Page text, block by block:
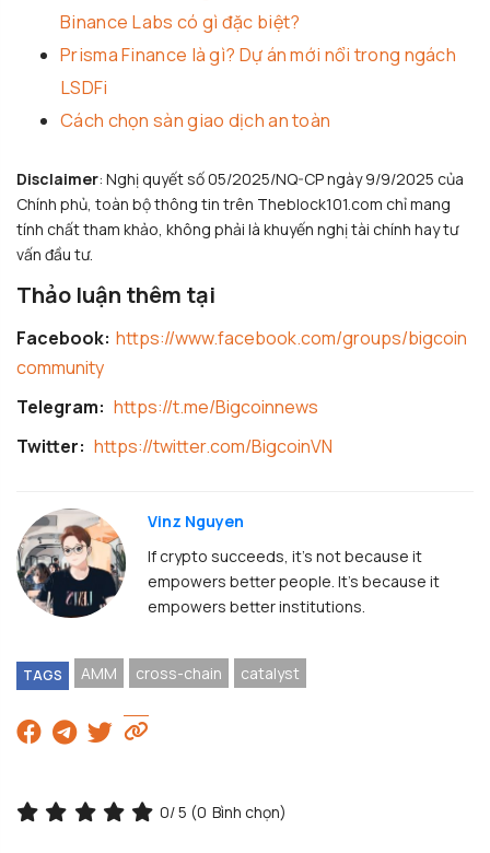
Binance Labs có gì đặc biệt?
Prisma Finance là gì? Dự án mới nổi trong ngách
LSDFi
Cách chọn sàn giao dịch an toàn
Disclaimer: Nghị quyết số 05/2025/NQ-CP ngày 9/9/2025 của
Chính phủ, toàn bộ thông tin trên Theblock101.com chỉ mang
tính chất tham khảo, không phải là khuyến nghị tài chính hay tư
vấn đầu tư.
Thảo luận thêm tại
Facebook: https://www.facebook.com/groups/bigcoin
community
Telegram: https://t.me/Bigcoinnews
Twitter: https://twitter.com/BigcoinVN
Vinz Nguyen
If crypto succeeds, it's not because it
empowers better people. It's because it
empowers better institutions.
TAGS AMM cross-chain catalyst
0/ 5 (0 Bình chọn)